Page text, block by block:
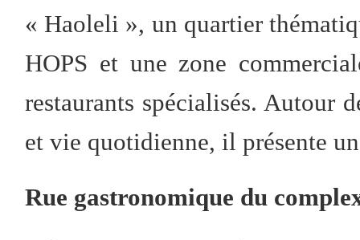
« Haoleli », un quartier
HOPS et une zone
restaurants spécialisés. Autour
et vie quotidienne, il présente
Rue gastronomique du